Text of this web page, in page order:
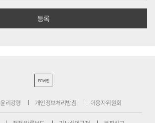
PC버전
윤리강령 개인정보처리방침 이용자위원회